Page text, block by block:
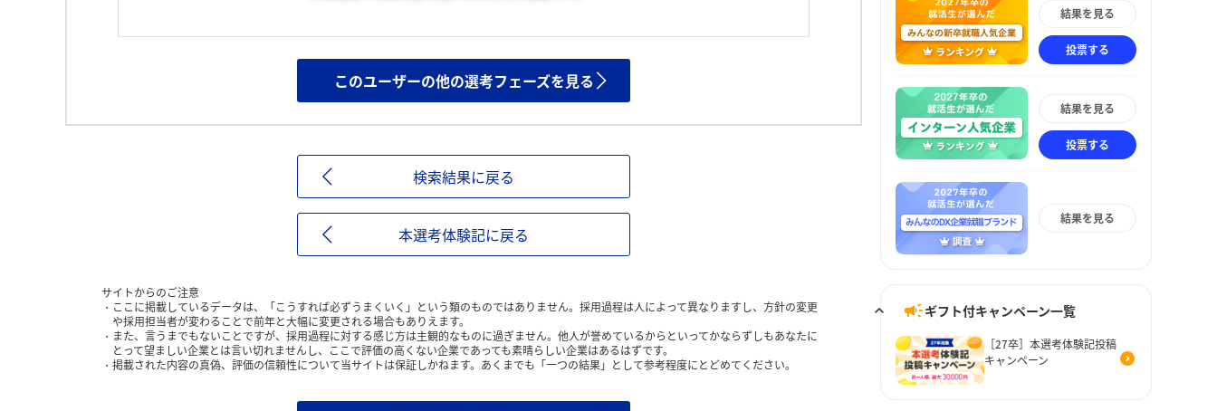
このユーザーの他の選考フェーズを見る
検索結果に戻る
本選考体験記に戻る
サイトからのご注意
ここに掲載しているデータは、「こうすれば必ずうまくいく」という類のものではありません。採用過程は人によって異なりますし、方針の変更
や採用担当者が変わることで前年と大幅に変更される場合もありえます。
また、言うまでもないことですが、採用過程に対する感じ方は主観的なものに過ぎません。他人が誉めているからといってかならずしもあなたに
とって望ましい企業とは言い切れませんし、ここで評価の高くない企業であっても素晴らしい企業はあるはずです。
掲載された内容の真偽、評価の信頼性について当サイトは保証しかねます。あくまでも「一つの結果」として参考程度にとどめてください。
結果を見る
投票する
結果を見る
投票する
結果を見る
ギフト付キャンペーン一覧
［27卒］本選考体験記投稿
キャンペーン